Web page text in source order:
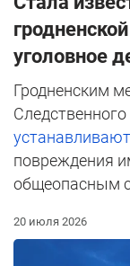
уголовное
Гродненским
повреждения
общеопасным
20 июля 2026